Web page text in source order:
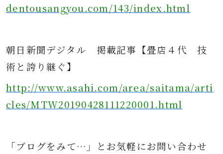
dentousangyou.com/143/index.html
朝日新聞デジタル 掲載記事 【畳店４代 技
術と誇り継ぐ】
http://www.asahi.com/area/saitama/arti
cles/MTW20190428111220001.html
「ブログをみて…」とお気軽にお問い合わせ